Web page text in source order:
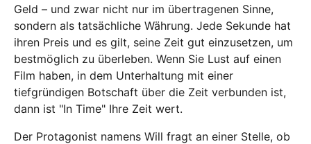
Geld – und zwar nicht nur im übertragenen Sinne,
sondern als tatsächliche Währung. Jede Sekunde hat
ihren Preis und es gilt, seine Zeit gut einzusetzen, um
bestmöglich zu überleben. Wenn Sie Lust auf einen
Film haben, in dem Unterhaltung mit einer
tiefgründigen Botschaft über die Zeit verbunden ist,
dann ist "In Time" Ihre Zeit wert.
Der Protagonist namens Will fragt an einer Stelle, ob